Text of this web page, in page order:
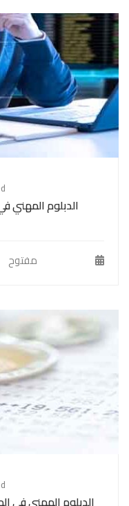
الدبلوم المهني
مفتوح
الدبلوم المهني في